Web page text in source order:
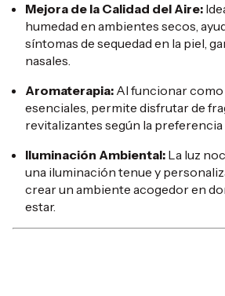
Mejora de la Calidad del Aire:
humedad en ambientes secos,
síntomas de sequedad en la piel,
nasales.
Aromaterapia: Al funcionar
esenciales, permite disfrutar de
revitalizantes según la preferencia
Iluminación Ambiental: La luz
una iluminación tenue y
crear un ambiente acogedor en
estar.